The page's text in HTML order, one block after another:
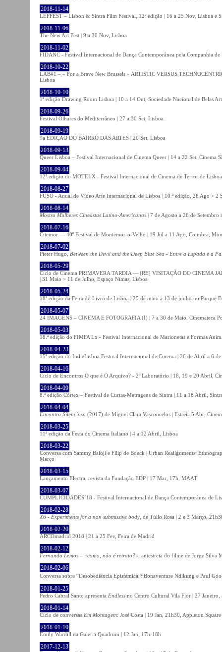
2018-11-14
LEFFEST – Lisbon & Sintra Film Festival, 12ª edição | 16 a 25 Nov, Lisboa e
2018-11-06
The New Art Fest | 9 a 30 Nov, Lisboa
2018-11-02
FIDANC - Festival Internacional de Dança Contemporânea pela Companhia
2018-10-22
LAB#1 – « For a Brave New Brussels » ARTISTIC VERSUS
Lisboa
2018-10-10
1ª edição Drawing Room Lisboa | 10 a 14 Out, Sociedade Nacional de Belas
2018-09-26
Festival Olhares do Mediterrâneo | 27 a 30 Set, Lisboa
2018-09-19
9a EDIÇÃO DO BAIRRO DAS ARTES | 20 Set, Lisboa
2018-09-13
Queer Lisboa – Festival Internacional de Cinema Queer | 14 a 22 Set, Cinema
2018-09-04
12ª edição do MOTELX - Festival Internacional de Cinema de Terror de
2018-08-27
FUSO - Anual de Vídeo Arte Internacional de Lisboa | 10.ª edição, 28 Ago > 2
2018-08-14
Mostra Mulheres Cineastas Latino-Americanas | 7 de Agosto a 26 de Setembro
2018-07-16
Citemor — 40º Festival de Montemor-o-Velho | 19 Jul a 11 Ago, Coimbra,
2018-07-02
Pieter Hugo, Between the Devil and the Deep Blue Sea - Entre a Espada e a
2018-05-29
Ciclo de Cinema PRIMAVERA TARDIA — (RE) VISITAÇÃO DO CINEMA
| 31 Maio > 11 de Julho, Espaço Nimas, Lisboa
2018-05-24
18ª edição da Feira do Livro de Lisboa | 25 de maio a 13 de junho no Parque
2018-05-07
24 IMAGENS – CINEMA E FOTOGRAFIA (I) | 7 a 30 de Maio, Cinemateca
2018-05-03
18.ª edição do FIMFA Lx - Festival Internacional de Marionetas e Formas
2018-04-23
15ª edição do IndieLisboa Festival Internacional de Cinema | 26 de Abril a 6
2018-04-16
Ciclo de Encontros O que é O Arquivo? - 2º Laboratório | 18, 19 e 20 Abril,
2018-04-09
8.ª edição Córtex – Festival de Curtas-Metragens de Sintra | 11 a 18 Abril,
2018-04-04
Encontro Silencioso (2017) de Miguel Clara Vasconcelos | Estreia 5 Abr,
2018-03-25
11ª edição da Festa do Cinema Italiano | 4 a 12 Abril, Lisboa
2018-03-22
Conversa com Sammy Baloji e Filip de Boeck | Urban Realignments:
Março
2018-03-15
Lançamento Electra, revista da Fundação EDP | 17 Mar, 17h, MAAT
2018-03-07
CUMPLICIDADES´18 - Festival Internacional de Dança Contemporânea de
2018-02-28
X6 - Experiments for a non submissive body , de Túlio Rosa | 2 e 3 Março,
2018-02-20
ARCOmadrid 2018 | 21 a 25 Fev, Feira de Madrid
2018-02-12
Fernando Lemos – «como, não é retrato?» , antestreia do filme de Jorge Silva
2018-02-06
Conversa sobre “Desobediência Epistémica”: Bonaventure Ndikung e Paul
2018-01-25
Pedro Cabral Santo apresenta Endless no Centro Cultural Vila Flor | 27 Janeiro,
2018-01-14
Ciclo de conversas Em Montagem: José Costa | 19 Jan, 21h30, Appleton Square
2018-01-10
Emily Wardill na Galeria Quadrum | 12 Jan, 17h-18h
2017-12-13